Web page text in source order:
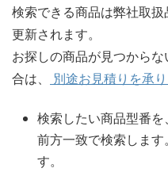
検索できる商品は弊社取
更新されます。
お探しの商品が見つから
合は、
別途お見積りを承り
検索したい商品型番を
前方一致で検索しま
す。